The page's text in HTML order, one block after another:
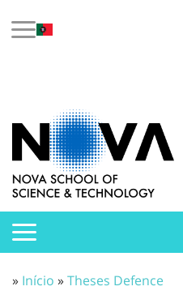
» Início »Theses Defence